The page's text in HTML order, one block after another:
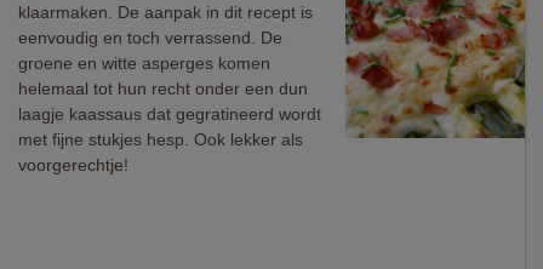
klaarmaken. De aanpak in dit recept is
eenvoudig en toch verrassend. De
groene en witte asperges komen
helemaal tot hun recht onder een dun
laagje kaassaus dat gegratineerd wordt
met fijne stukjes hesp. Ook lekker als
voorgerechtje!